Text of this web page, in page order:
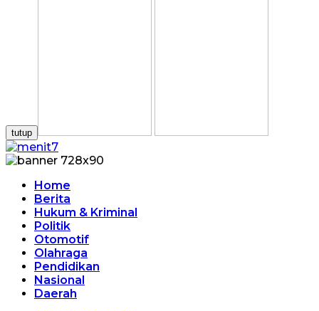
tutup
Home
Berita
Hukum & Kriminal
Politik
Otomotif
Olahraga
Pendidikan
Nasional
Daerah